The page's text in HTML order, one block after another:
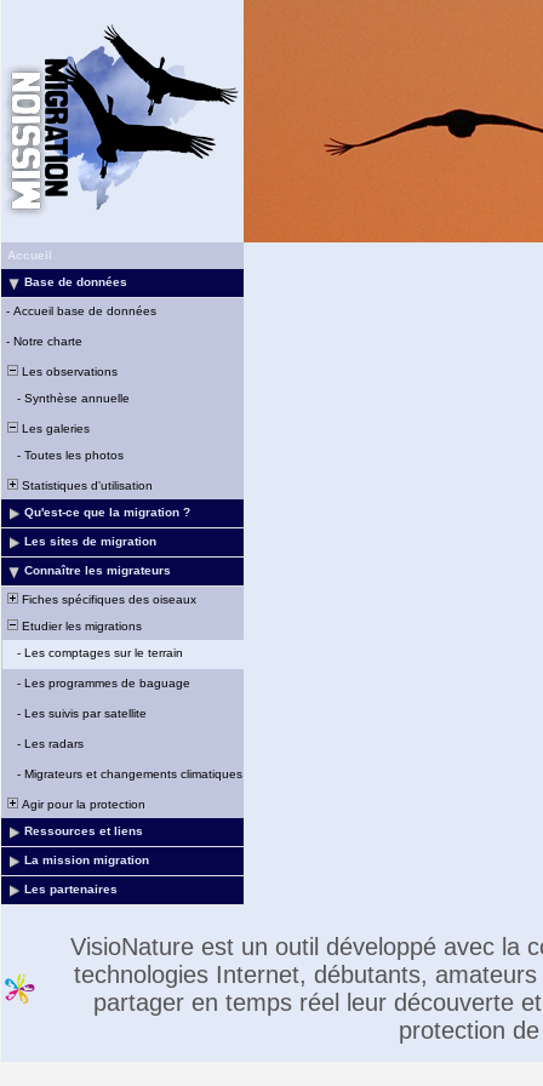
Accueil
Base de données
- Accueil base de données
- Notre charte
Les observations
- Synthèse annuelle
Les galeries
- Toutes les photos
Statistiques d'utilisation
Qu'est-ce que la migration ?
Les sites de migration
Connaître les migrateurs
Fiches spécifiques des oiseaux
Etudier les migrations
- Les comptages sur le terrain
- Les programmes de baguage
- Les suivis par satellite
- Les radars
- Migrateurs et changements climatiques
Agir pour la protection
Ressources et liens
La mission migration
Les partenaires
VisioNature est un outil développé avec la
technologies Internet, débutants,
partager en temps réel leur découverte
protection